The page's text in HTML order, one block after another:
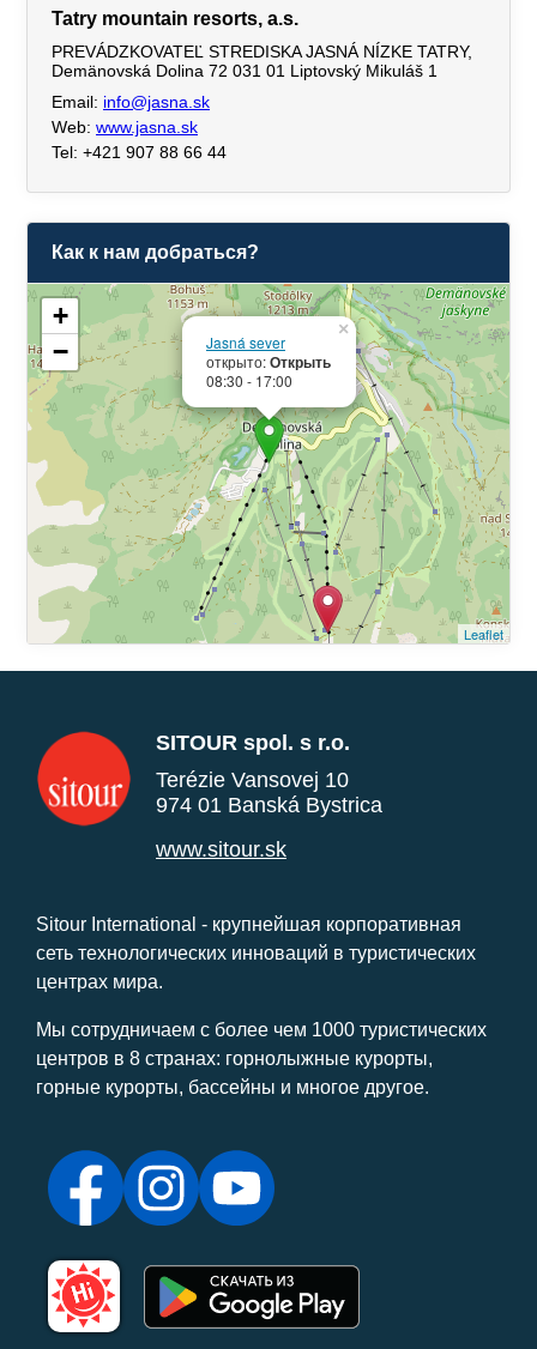
Tatry mountain resorts, a.s.
PREVÁDZKOVATEĽ STREDISKA JASNÁ NÍZKE TATRY,
Demänovská Dolina 72 031 01 Liptovský Mikuláš 1
Email: info@jasna.sk
Web: www.jasna.sk
Tel: +421 907 88 66 44
Как к нам добраться?
Jasná sever
открыто:Открыть
08:30 - 17:00
×
+
−
Leaflet
SITOUR spol. s r.o.
Terézie Vansovej 10
974 01 Banská Bystrica
www.sitour.sk
Sitour International - крупнейшая корпоративная
сеть технологических инноваций в туристических
центрах мира.
Мы сотрудничаем с более чем 1000 туристических
центров в 8 странах: горнолыжные курорты,
горные курорты, бассейны и многое другое.